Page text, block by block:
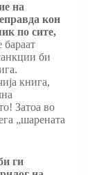
на
кон
по сите,
бараат
би
книга,
Затоа во
„шарената
ги